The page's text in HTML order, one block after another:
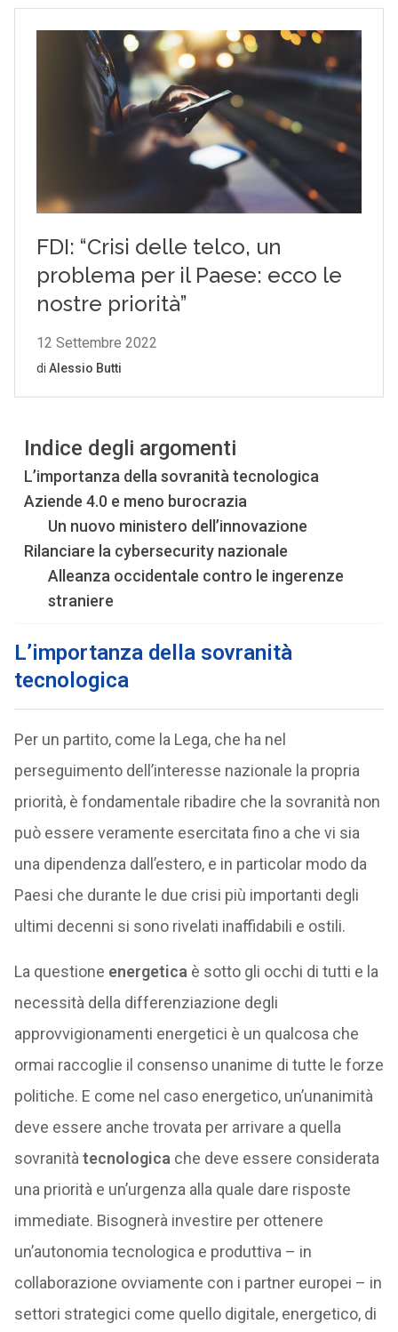
Indice degli argomenti
L’importanza della sovranità tecnologica
Aziende 4.0 e meno burocrazia
Un nuovo ministero dell’innovazione
Rilanciare la cybersecurity nazionale
Alleanza occidentale contro le ingerenze
straniere
L’importanza della sovranità
tecnologica
Per un partito, come la Lega, che ha nel
perseguimento dell’interesse nazionale la propria
priorità, è fondamentale ribadire che la sovranità non
può essere veramente esercitata fino a che vi sia
una dipendenza dall’estero, e in particolar modo da
Paesi che durante le due crisi più importanti degli
ultimi decenni si sono rivelati inaffidabili e ostili.
La questione energetica è sotto gli occhi di tutti e la
necessità della differenziazione degli
approvvigionamenti energetici è un qualcosa che
ormai raccoglie il consenso unanime di tutte le forze
politiche. E come nel caso energetico, un’unanimità
deve essere anche trovata per arrivare a quella
sovranità tecnologica che deve essere considerata
una priorità e un’urgenza alla quale dare risposte
immediate. Bisognerà investire per ottenere
un’autonomia tecnologica e produttiva – in
collaborazione ovviamente con i partner europei – in
settori strategici come quello digitale, energetico, di